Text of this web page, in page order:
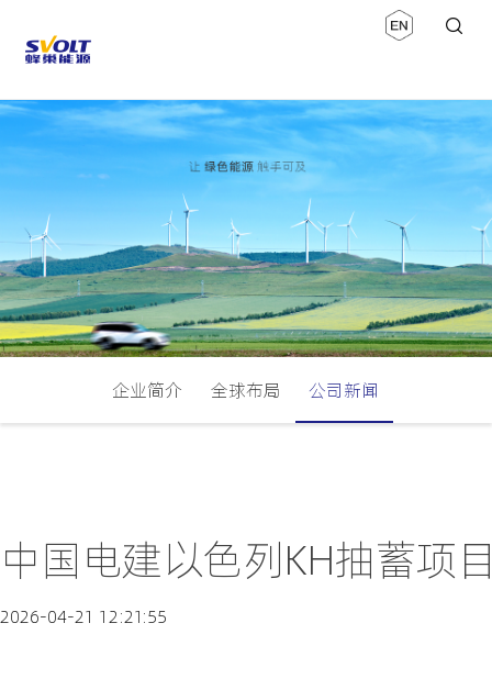
企业简介 全球布局 公司新闻
中国电建以色列KH抽蓄项
2026-04-21 12:21:55